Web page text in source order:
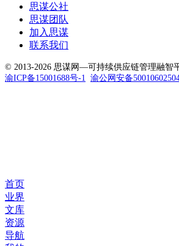
思谋公社
思谋团队
加入思谋
联系我们
© 2013-2026 思谋网—可持续供应链管理融智
渝ICP备15001688号-1
渝公网安备
首页
业界
文库
资源
导航